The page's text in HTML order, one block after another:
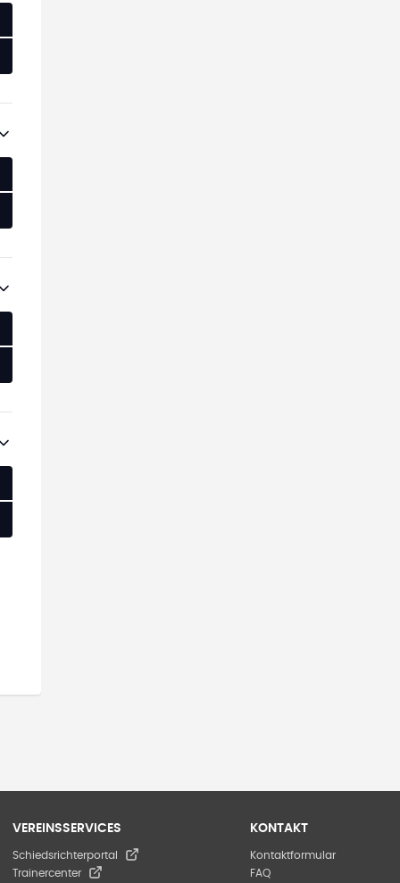
VEREINSSERVICES
Schiedsrichterportal
Trainercenter
KONTAKT
Kontaktformular
FAQ